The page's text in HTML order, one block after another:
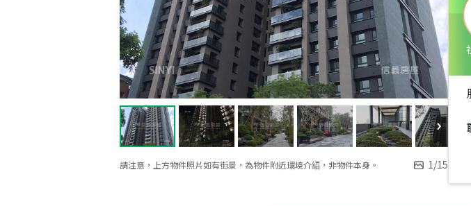
請注意，上方物件照片如有街景，為物件附近環境介紹，非物件本身。 1/15
2026年第2季度服務品質獎 2025年度區業績TOP3 2025年12月區業績TOP1 2025年9